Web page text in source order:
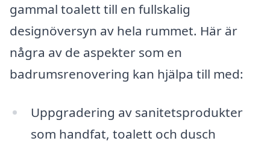
gammal toalett till en fullskalig
designöversyn av hela rummet. Här är
några av de aspekter som en
badrumsrenovering kan hjälpa till med:
Uppgradering av sanitetsprodukter
som handfat, toalett och dusch